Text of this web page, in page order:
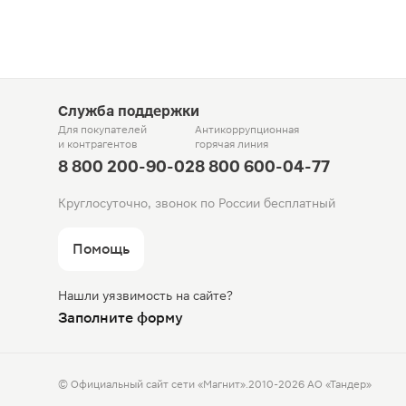
Служба поддержки
Для покупателей
и контрагентов
8 800 200-90-02
Антикоррупционная
горячая линия
8 800 600-04-77
Круглосуточно, звонок по России бесплатный
Помощь
Нашли уязвимость на сайте?
Заполните форму
© Официальный сайт сети «Магнит».2010-2026 АО «Тандер»